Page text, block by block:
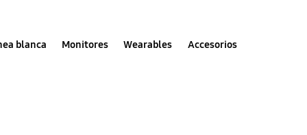
blanca Monitores Wearables Accesorios